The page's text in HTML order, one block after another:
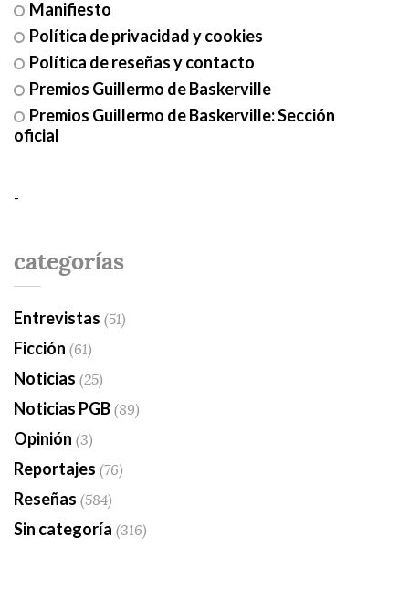
Manifiesto
Política de privacidad y cookies
Política de reseñas y contacto
Premios Guillermo de Baskerville
Premios Guillermo de Baskerville: Sección
oficial
-
categorías
Entrevistas (51)
Ficción (61)
Noticias (25)
Noticias PGB(89)
Opinión (3)
Reportajes (76)
Reseñas (584)
Sin categoría (316)